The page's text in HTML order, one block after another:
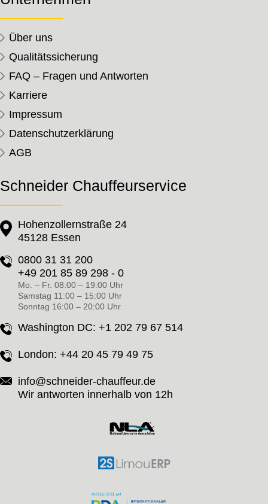
Über uns
Qualitätssicherung
FAQ – Fragen und Antworten
Karriere
Impressum
Datenschutzerklärung
AGB
Schneider Chauffeurservice
Hohenzollernstraße 24
45128 Essen
0800 31 31 200
+49 201 85 89 298 - 0
Mo. – Fr. 08:00 – 19:00 Uhr
Samstag 11:00 – 15:00 Uhr
Sonntag 16:00 – 20:00 Uhr
Washington DC: +1 202 79 67 514
London: +44 20 45 79 49 75
info@schneider-chauffeur.de
Wir antworten innerhalb von 12h